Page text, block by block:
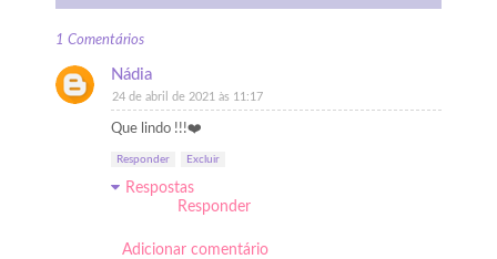
1 Comentários
Nádia
24 de abril de 2021 às 11:17
Que lindo !!!❤️
Responder Excluir
Respostas
Responder
Adicionar comentário